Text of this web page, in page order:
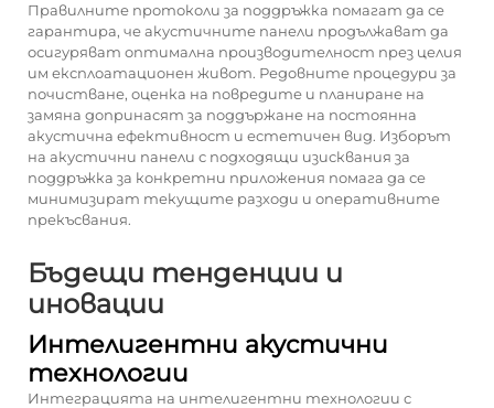
Правилните протоколи за поддръжка помагат да се
гарантира, че акустичните панели продължават да
осигуряват оптимална производителност през целия
им експлоатационен живот. Редовните процедури за
почистване, оценка на повредите и планиране на
замяна допринасят за поддържане на постоянна
акустична ефективност и естетичен вид. Изборът
на акустични панели с подходящи изисквания за
поддръжка за конкретни приложения помага да се
минимизират текущите разходи и оперативните
прекъсвания.
Бъдещи тенденции и
иновации
Интелигентни акустични
технологии
Интеграцията на интелигентни технологии с